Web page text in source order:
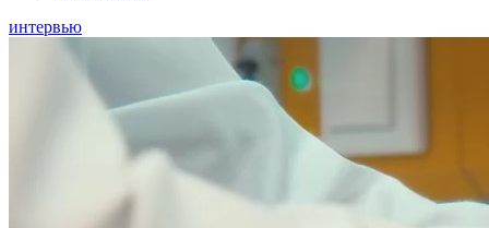
интервью